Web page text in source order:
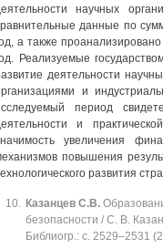
научных
данные по
а также
Реализуемые
деятельности
и
период
и
увеличения
повышения
развития
Казанцев С.В.
безопасности / С. В.
Библиогр.: с. 2529‒2531